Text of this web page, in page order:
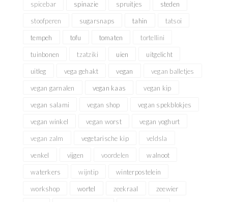
spicebar spinazie spruitjes steden
stoofperen sugarsnaps tahin tatsoi
tempeh tofu tomaten tortellini
tuinbonen tzatziki uien uitgelicht
uitleg vega gehakt vegan vegan balletjes
vegan garnalen vegan kaas vegan kip
vegan salami vegan shop vegan spekblokjes
vegan winkel vegan worst vegan yoghurt
vegan zalm vegetarische kip veldsla
venkel vijgen voordelen walnoot
waterkers wijntip winterpostelein
workshop wortel zeekraal zeewier